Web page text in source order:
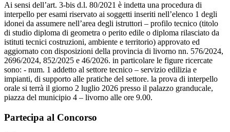
Ai sensi dell’art. 3-bis d.l. 80/2021 è indetta una procedura di
interpello per esami riservato ai soggetti inseriti nell’elenco 1 degli
idonei da assumere nell’area degli istruttori – profilo tecnico (titolo
di studio diploma di geometra o perito edile o diploma rilasciato da
istituti tecnici costruzioni, ambiente e territorio) approvato ed
aggiornato con disposizioni della provincia di livorno nn. 576/2024,
2696/2024, 852/2025 e 46/2026. in particolare le figure ricercate
sono: - num. 1 addetto al settore tecnico – servizio edilizia e
impianti, di supporto alle pratiche del settore. la prova di interpello
orale si terrà il giorno 2 luglio 2026 presso il palazzo granducale,
piazza del municipio 4 – livorno alle ore 9.00.
Partecipa al Concorso